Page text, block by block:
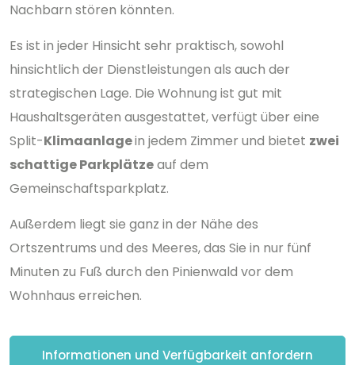
Nachbarn stören könnten.
Es ist in jeder Hinsicht sehr praktisch, sowohl
hinsichtlich der Dienstleistungen als auch der
strategischen Lage. Die Wohnung ist gut mit
Haushaltsgeräten ausgestattet, verfügt über eine
Split-Klimaanlagein jedem Zimmer und bietet zwei
schattige Parkplätzeauf dem
Gemeinschaftsparkplatz.
Außerdem liegt sie ganz in der Nähe des
Ortszentrums und des Meeres, das Sie in nur fünf
Minuten zu Fuß durch den Pinienwald vor dem
Wohnhaus erreichen.
Informationen und Verfügbarkeit anfordern